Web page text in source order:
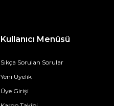
Kullanıcı Menüsü
Sıkça Sorulan Sorular
Yeni Üyelik
Üye Girişi